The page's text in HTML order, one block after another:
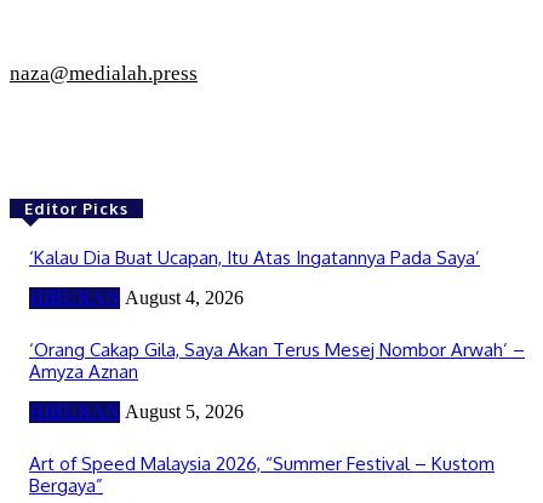
naza@medialah.press
Editor Picks
‘Kalau Dia Buat Ucapan, Itu Atas Ingatannya Pada Saya’
HIBURAN August 4, 2026
‘Orang Cakap Gila, Saya Akan Terus Mesej Nombor Arwah’ –
Amyza Aznan
HIBURAN August 5, 2026
Art of Speed Malaysia 2026, “Summer Festival – Kustom
Bergaya”